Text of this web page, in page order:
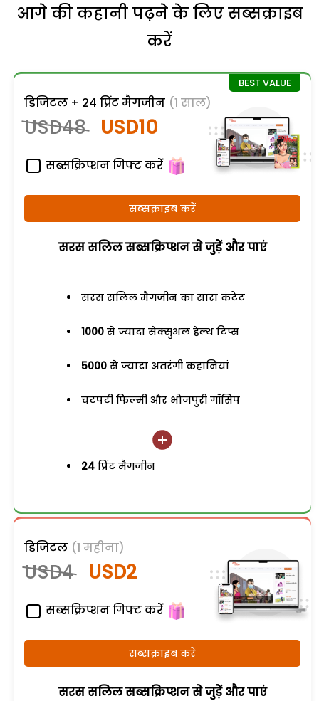
आगे की कहानी पढ़ने के लिए सब्सक्राइब
करें
डिजिटल + 24 प्रिंट मैगजीन (1 साल)
USD48 USD10
सब्सक्रिप्शन गिफ्ट करें
सब्सक्राइब करें
सरस सलिल सब्सक्रिप्शन से जुड़ेें और पाएं
सरस सलिल मैगजीन का सारा कंटेंट
1000 से ज्यादा सेक्सुअल हेल्थ टिप्स
5000 से ज्यादा अतरंगी कहानियां
चटपटी फिल्मी और भोजपुरी गॉसिप
24 प्रिंट मैगजीन
डिजिटल (1 महीना)
USD4 USD2
सब्सक्रिप्शन गिफ्ट करें
सब्सक्राइब करें
सरस सलिल सब्सक्रिप्शन से जुड़ेें और पाएं